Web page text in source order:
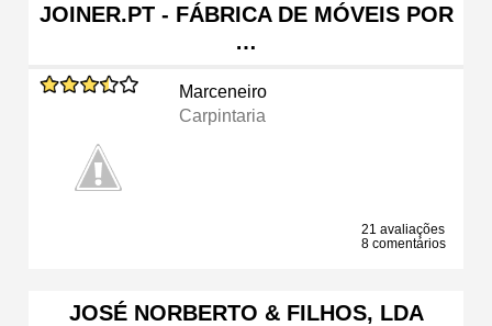
JOINER.PT - FÁBRICA DE MÓVEIS POR
…
Marceneiro
Carpintaria
21 avaliações
8 comentários
JOSÉ NORBERTO & FILHOS, LDA